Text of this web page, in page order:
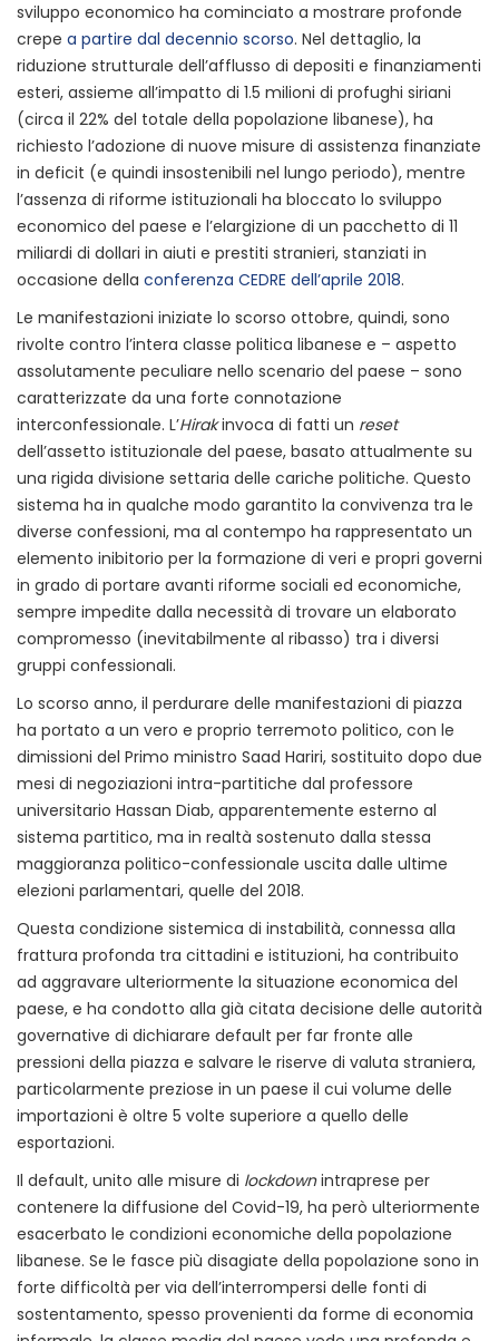
sviluppo economico ha cominciato a mostrare profonde
crepe a partire dal decennio scorso. Nel dettaglio, la
riduzione strutturale dell’afflusso di depositi e finanziamenti
esteri, assieme all’impatto di 1.5 milioni di profughi siriani
(circa il 22% del totale della popolazione libanese), ha
richiesto l’adozione di nuove misure di assistenza finanziate
in deficit (e quindi insostenibili nel lungo periodo), mentre
l’assenza di riforme istituzionali ha bloccato lo sviluppo
economico del paese e l’elargizione di un pacchetto di 11
miliardi di dollari in aiuti e prestiti stranieri, stanziati in
occasione della conferenza CEDRE dell’aprile 2018.
Le manifestazioni iniziate lo scorso ottobre, quindi, sono
rivolte contro l’intera classe politica libanese e – aspetto
assolutamente peculiare nello scenario del paese – sono
caratterizzate da una forte connotazione
interconfessionale. L’Hirakinvoca di fatti un reset
dell’assetto istituzionale del paese, basato attualmente su
una rigida divisione settaria delle cariche politiche. Questo
sistema ha in qualche modo garantito la convivenza tra le
diverse confessioni, ma al contempo ha rappresentato un
elemento inibitorio per la formazione di veri e propri governi
in grado di portare avanti riforme sociali ed economiche,
sempre impedite dalla necessità di trovare un elaborato
compromesso (inevitabilmente al ribasso) tra i diversi
gruppi confessionali.
Lo scorso anno, il perdurare delle manifestazioni di piazza
ha portato a un vero e proprio terremoto politico, con le
dimissioni del Primo ministro Saad Hariri, sostituito dopo due
mesi di negoziazioni intra-partitiche dal professore
universitario Hassan Diab, apparentemente esterno al
sistema partitico, ma in realtà sostenuto dalla stessa
maggioranza politico-confessionale uscita dalle ultime
elezioni parlamentari, quelle del 2018.
Questa condizione sistemica di instabilità, connessa alla
frattura profonda tra cittadini e istituzioni, ha contribuito
ad aggravare ulteriormente la situazione economica del
paese, e ha condotto alla già citata decisione delle autorità
governative di dichiarare default per far fronte alle
pressioni della piazza e salvare le riserve di valuta straniera,
particolarmente preziose in un paese il cui volume delle
importazioni è oltre 5 volte superiore a quello delle
esportazioni.
Il default, unito alle misure di lockdownintraprese per
contenere la diffusione del Covid-19, ha però ulteriormente
esacerbato le condizioni economiche della popolazione
libanese. Se le fasce più disagiate della popolazione sono in
forte difficoltà per via dell’interrompersi delle fonti di
sostentamento, spesso provenienti da forme di economia